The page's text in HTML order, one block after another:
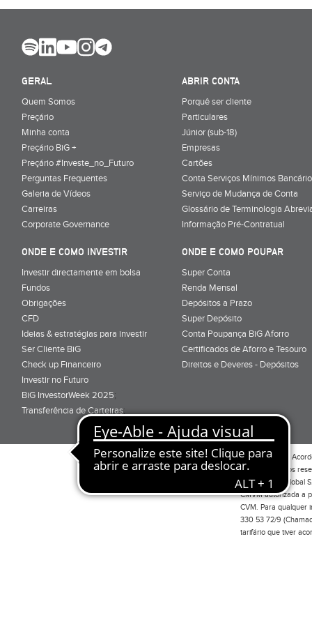
GERAL
Quem Somos
Preçário
Minha conta
Preçário BiG +
Preçário #Investe_no_Futuro
Perguntas Frequentes
Galeria de Vídeos
Carreiras
Corporate Governance
ABRIR CONTA
Porquê ser cliente
Particulares
Júnior (sub-18)
Empresas
Cartões
Conta Serviços Mínimos
Serviço de Mudança de Conta
Glossário de Terminologia
Informação Pré-Contratual
ONDE E COMO INVESTIR
Investir directamente em bolsa
Fundos
Obrigações
CFD
Ideias & estratégias para investir
Ser Cliente BiG
Check up Financeiro
Investir no Futuro
BiG InvestorWeek 2025;
Transferência de Carteiras;
ONDE E COMO POUPAR
Super Conta
Renda Mensal
Depósitos a Prazo
Super Depósito
Conta Poupança BiG Aforro
Certificados de Aforro e Tesouro
Direitos e Deveres - Depósitos
Por favor leia o
Todos os direitos
Investimento Global
CMVM autorizada a
CVM. Para qualquer
330 53 72/9
tarifário que tiver